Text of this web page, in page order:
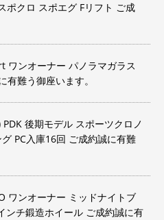
ポクロ スポエグ Fリフト ご成
ワンオーナー パノラマガラス
難う御座います。
後期モデル スポーツクロノ
PC入庫16回 ご成約誠に有難
ワンオーナー ミッドナイトブ
ンチ鍛造ホイール ご成約誠に有